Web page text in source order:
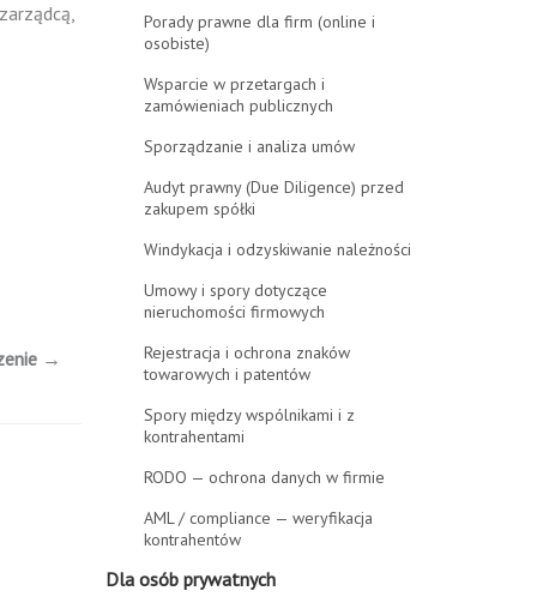
→
Porady prawne dla firm (online i
osobiste)
Wsparcie w przetargach i
zamówieniach publicznych
Sporządzanie i analiza umów
Audyt prawny (Due Diligence) przed
zakupem spółki
Windykacja i odzyskiwanie należności
Umowy i spory dotyczące
nieruchomości firmowych
Rejestracja i ochrona znaków
towarowych i patentów
Spory między wspólnikami i z
kontrahentami
RODO — ochrona danych w firmie
AML / compliance — weryfikacja
kontrahentów
Dla osób prywatnych